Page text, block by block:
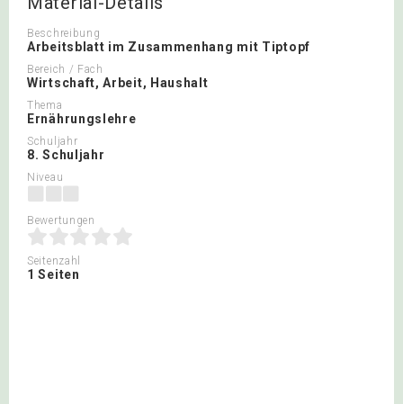
Beschreibung
Arbeitsblatt im Zusammenhang mit Tiptopf
Bereich / Fach
Wirtschaft, Arbeit, Haushalt
Thema
Ernährungslehre
Schuljahr
8. Schuljahr
Niveau
Bewertungen
Seitenzahl
1 Seiten